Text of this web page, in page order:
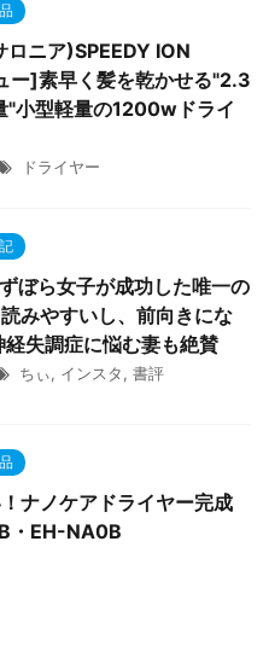
ニア)SPEEDY ION
ー]素早く髪を乾かせる"2.3
"小型軽量の1200wドライ
ドライヤー
ぼら女子が成功した唯一の
みやすいし、前向きにな
失調症に悩む妻も絶賛
ちぃ, インスタ, 書評
ナノケアドライヤー完成
・EH-NA0B